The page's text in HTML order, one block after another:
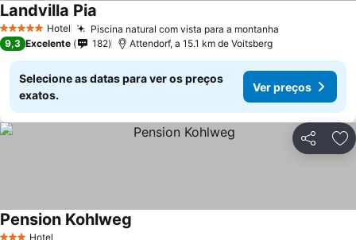
5 Estrelas Hotel Piscina natural com vista para a montanha
Landvilla Pia
9,3 Excelente 182 Attendorf, a 15.1 km de Voitsberg
Selecione as datas para ver os preços
exatos.
Ver preços
Partilhar
Hotel
Pension Kohlweg